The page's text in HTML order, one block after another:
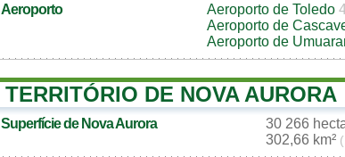
Aeroporto Aeroporto de Toledo
Aeroporto de
Aeroporto de
TERRITÓRIO DE NOVA AURORA
Superfície de Nova Aurora
30 266
302,66 km²